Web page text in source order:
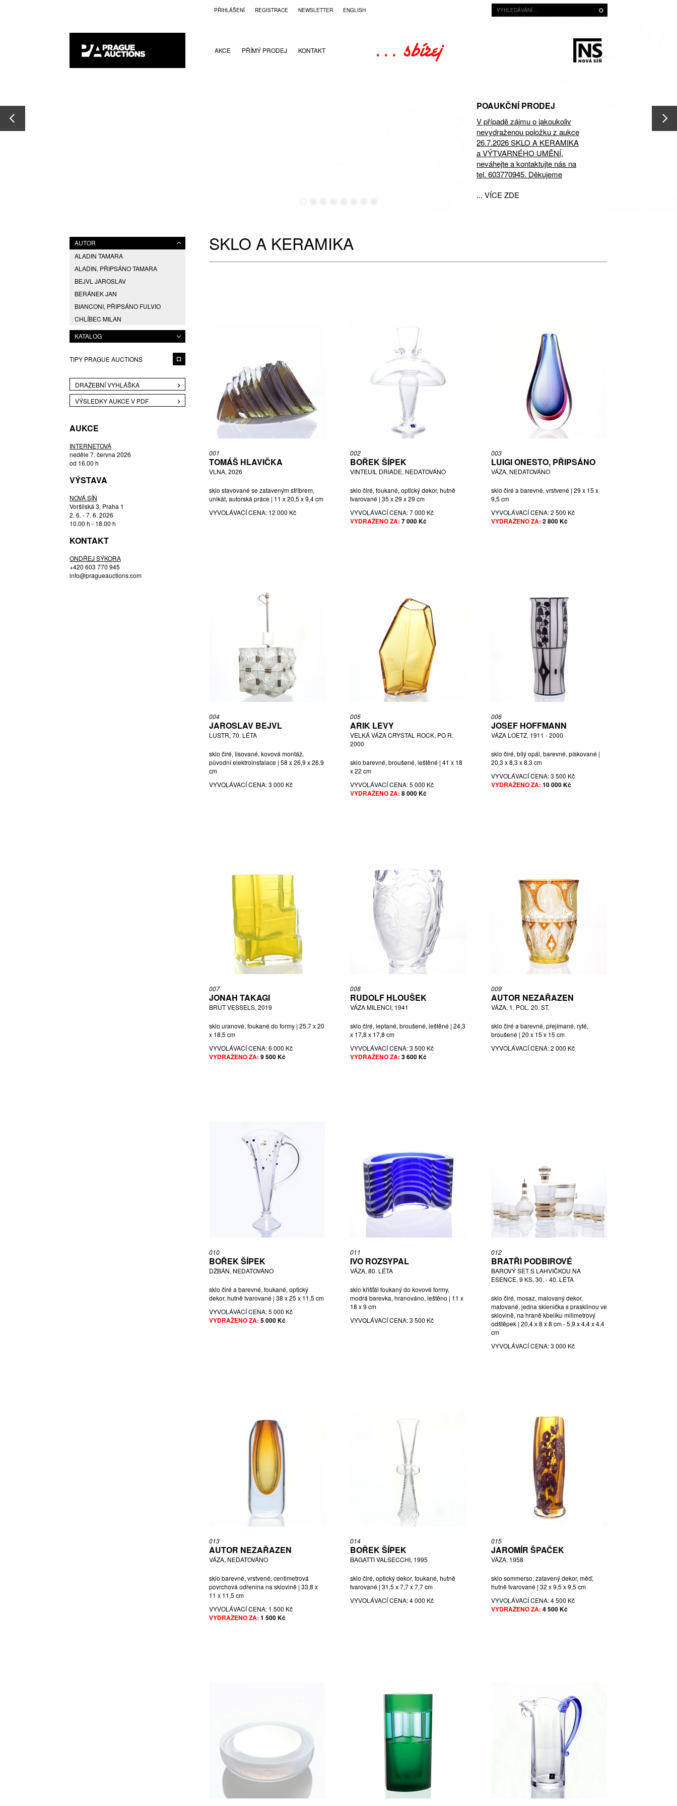
PŘIHLÁŠENÍ REGISTRACE NEWSLETTER ENGLISH
AKCE PŘÍMÝ PRODEJ KONTAKT
POAUKČNÍ PRODEJ
V případě zájmu o jakoukoliv
nevydraženou položku z aukce
26.7.2026 SKLO A KERAMIKA
a VÝTVARNÉHO UMĚNÍ,
neváhejte a kontaktujte nás na
tel. 603770945. Děkujeme
... VÍCE ZDE
AUTOR
ALADIN TAMARA
ALADIN, PŘIPSÁNO TAMARA
BEJVL JAROSLAV
BERÁNEK JAN
BIANCONI, PŘIPSÁNO FULVIO
CHLÍBEC MILAN
EDENFALK BENGT
ESCHLER RUDOLF
ESCHLER, PŘIPSÁNO RUDOLF
1973), PŘIPSÁNO RUDOLF
SCHWEDLER (1896 - 1981),
GABRHEL JAN
HANUŠ VÁCLAV
HLAVIČKA TOMÁŠ
HLOUŠEK RUDOLF
HOSPODKA JOSEF
HOSPODKA, PŘIPSÁNO JOSEF
JANDEJSKOVÁ KORTEOVÁ EVA
JEŽEK PAVEL
KLINGER (1922 - 1999),
JOSEF ROZÍNEK (1911 - 1992)
STANISLAV HONZÍK ST. (1926 -
1998),
KATALOG
TIPY PRAGUE AUCTIONS
DRAŽEBNÍ VYHLÁŠKA
VÝSLEDKY AUKCE V PDF
AUKCE
INTERNETOVÁ
neděle 7. června 2026
od 16.00 h
VÝSTAVA
NOVÁ SÍŇ
Voršilská 3, Praha 1
2. 6. - 7. 6. 2026
10.00 h - 18.00 h
KONTAKT
ONDŘEJ SÝKORA
+420 603 770 945
info@pragueauctions.com
SKLO A KERAMIKA
001
TOMÁŠ HLAVIČKA
VLNA, 2026
sklo stavované se zataveným stříbrem,
unikát, autorská práce | 11 x 20,5 x 9,4 cm
VYVOLÁVACÍ CENA: 12 000 Kč
002
BOŘEK ŠÍPEK
VINTEUIL DRIADE, NEDATOVÁNO
sklo čiré, foukané, optický dekor, hutně
tvarované | 35 x 29 x 29 cm
VYVOLÁVACÍ CENA:7 000 Kč
VYDRAŽENO ZA: 7 000 Kč
003
LUIGI ONESTO, PŘIPSÁNO
VÁZA, NEDATOVÁNO
sklo čiré a barevné, vrstvené | 29 x 15 x
9,5 cm
VYVOLÁVACÍ CENA:2 500 Kč
VYDRAŽENO ZA: 2 800 Kč
004
JAROSLAV BEJVL
LUSTR, 70. LÉTA
sklo čiré, lisované, kovová montáž,
původní elektroinstalace | 58 x 26,9 x 26,9
cm
VYVOLÁVACÍ CENA:3 000 Kč
005
ARIK LEVY
VELKÁ VÁZA CRYSTAL ROCK, PO R.
2000
sklo barevné, broušené, leštěné | 41 x 18
x 22 cm
VYVOLÁVACÍ CENA:5 000 Kč
VYDRAŽENO ZA: 8 000 Kč
006
JOSEF HOFFMANN
VÁZA LOETZ, 1911 - 2000
sklo čiré, bílý opál, barevné, pískované |
20,3 x 8,3 x 8,3 cm
VYVOLÁVACÍ CENA:3 500 Kč
VYDRAŽENO ZA: 10 000 Kč
007
JONAH TAKAGI
BRUT VESSELS, 2019
sklo uranové, foukané do formy | 25,7 x 20
x 18,5 cm
VYVOLÁVACÍ CENA:6 000 Kč
VYDRAŽENO ZA: 9 500 Kč
008
RUDOLF HLOUŠEK
VÁZA MILENCI, 1941
sklo čiré, leptané, broušené, leštěné | 24,3
x 17,8 x 17,8 cm
VYVOLÁVACÍ CENA:3 500 Kč
VYDRAŽENO ZA: 3 600 Kč
009
AUTOR NEZAŘAZEN
VÁZA, 1. POL. 20. ST.
sklo čiré a barevné, přejímané, ryté,
broušené | 20 x 15 x 15 cm
VYVOLÁVACÍ CENA:2 000 Kč
010
BOŘEK ŠÍPEK
DŽBÁN, NEDATOVÁNO
sklo čiré a barevné, foukané, optický
dekor, hutně tvarované | 38 x 25 x 11,5 cm
VYVOLÁVACÍ CENA:5 000 Kč
VYDRAŽENO ZA: 5 000 Kč
011
IVO ROZSYPAL
VÁZA, 80. LÉTA
sklo křišťál foukaný do kovové formy,
modrá barevka, hranováno, leštěno | 11 x
18 x 9 cm
VYVOLÁVACÍ CENA:3 500 Kč
012
BRATŘI PODBIROVÉ
BAROVÝ SET S LAHVIČKOU NA
ESENCE, 9 KS, 30. - 40. LÉTA
sklo čiré, mosaz, malovaný dekor,
matované, jedna sklenička s prasklinou ve
sklovině, na hraně kbelíku milimetrový
odštěpek | 20,4 x 8 x 8 cm - 5,9 x 4,4 x 4,4
cm
VYVOLÁVACÍ CENA:3 000 Kč
013
AUTOR NEZAŘAZEN
VÁZA, NEDATOVÁNO
sklo barevné, vrstvené, centimetrová
povrchová odřenina na sklovině | 33,8 x
11 x 11,5 cm
VYVOLÁVACÍ CENA: 1 500 Kč
VYDRAŽENO ZA: 1 500 Kč
014
BOŘEK ŠÍPEK
BAGATTI VALSECCHI, 1995
sklo čiré, optický dekor, foukané, hutně
tvarované | 31,5 x 7,7 x 7,7 cm
VYVOLÁVACÍ CENA:4 000 Kč
015
JAROMÍR ŠPAČEK
VÁZA, 1958
sklo sommerso, zatavený dekor, měď,
hutně tvarované | 32 x 9,5 x 9,5 cm
VYVOLÁVACÍ CENA:4 500 Kč
VYDRAŽENO ZA: 4 500 Kč